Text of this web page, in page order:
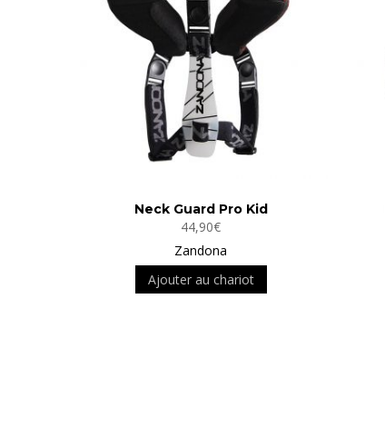
Neck Guard Pro Kid
44,90€
Zandona
Ajouter au chariot